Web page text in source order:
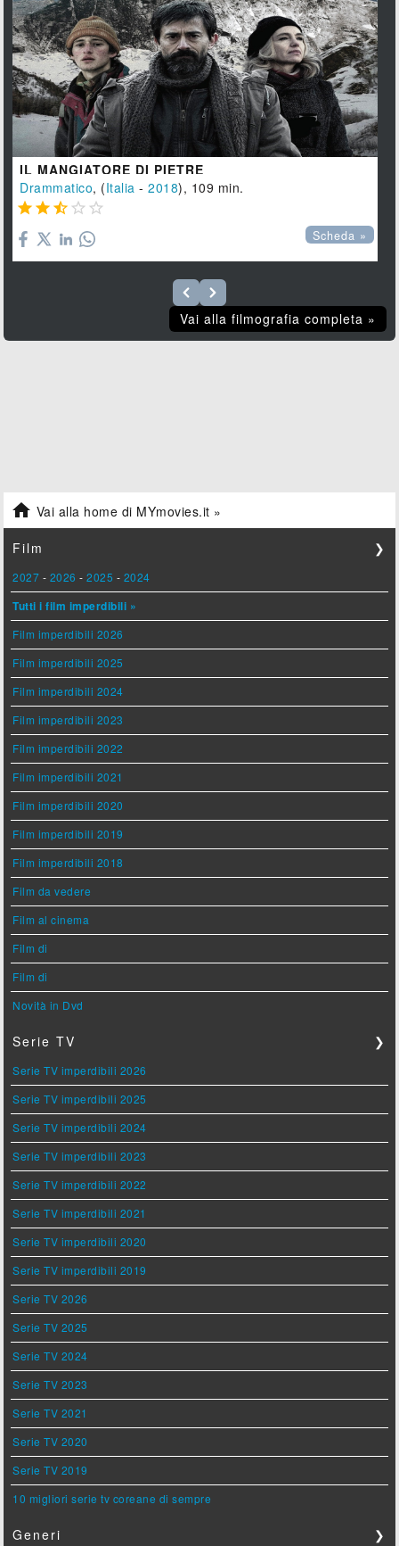
IL MANGIATORE DI PIETRE
Drammatico, (Italia -2018), 109 min.
    
Scheda »
Vai alla filmografia completa »
 Vai alla home di MYmovies.it »
Film ❯
2027 - 2026 -2025 - 2024
Tutti i film imperdibili »
Film imperdibili 2026
Film imperdibili 2025
Film imperdibili 2024
Film imperdibili 2023
Film imperdibili 2022
Film imperdibili 2021
Film imperdibili 2020
Film imperdibili 2019
Film imperdibili 2018
Film da vedere
Film al cinema
Film di
Film di
Novità in Dvd
Serie TV ❯
Serie TV imperdibili 2026
Serie TV imperdibili 2025
Serie TV imperdibili 2024
Serie TV imperdibili 2023
Serie TV imperdibili 2022
Serie TV imperdibili 2021
Serie TV imperdibili 2020
Serie TV imperdibili 2019
Serie TV 2026
Serie TV 2025
Serie TV 2024
Serie TV 2023
Serie TV 2021
Serie TV 2020
Serie TV 2019
10 migliori serie tv coreane di sempre
Generi ❯